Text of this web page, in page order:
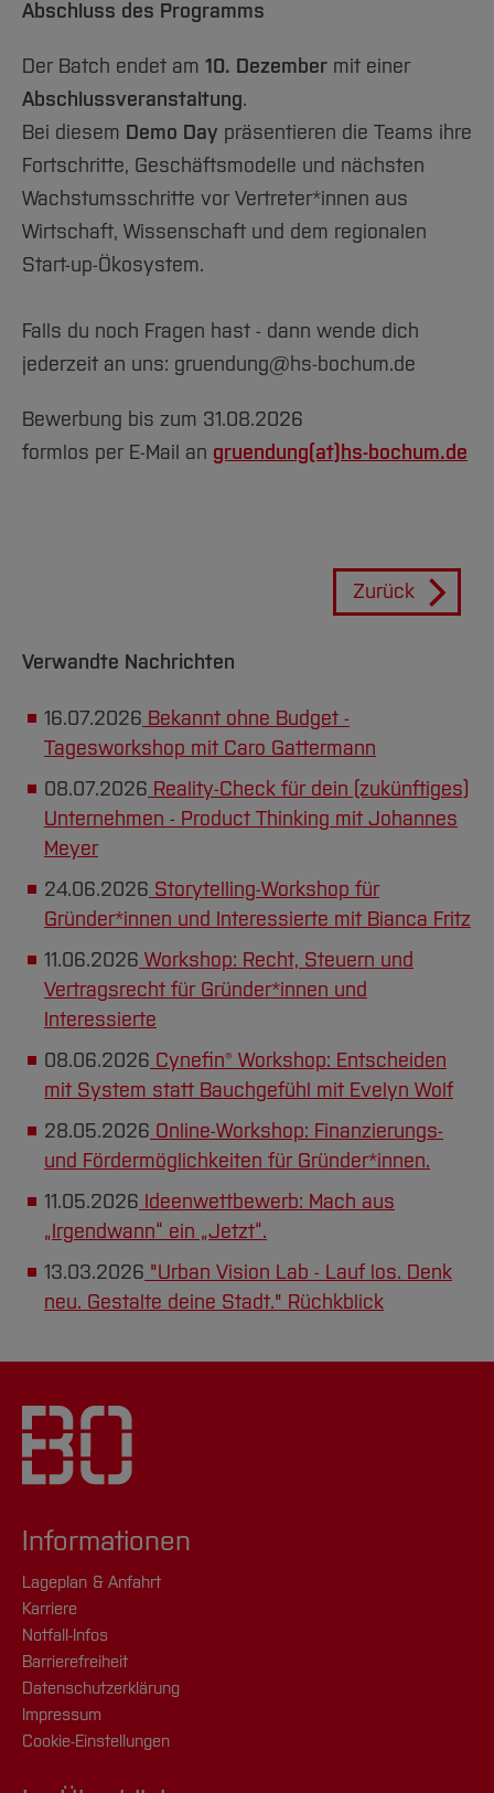
Abschluss des Programms
Der Batch endet am 10. Dezember mit einer
Abschlussveranstaltung.
Bei diesem Demo Day präsentieren die Teams ihre
Fortschritte, Geschäftsmodelle und nächsten
Wachstumsschritte vor Vertreter*innen aus
Wirtschaft, Wissenschaft und dem regionalen
Start-up-Ökosystem.
Falls du noch Fragen hast - dann wende dich
jederzeit an uns: gruendung@hs-bochum.de
Bewerbung bis zum 31.08.2026
formlos per E-Mail an gruendung(at)hs-bochum.de
Zurück
Verwandte Nachrichten
16.07.2026 Bekannt ohne Budget -
Tagesworkshop mit Caro Gattermann
08.07.2026 Reality-Check für dein (zukünftiges)
Unternehmen - Product Thinking mit Johannes
Meyer
24.06.2026 Storytelling-Workshop für
Gründer*innen und Interessierte mit Bianca Fritz
11.06.2026 Workshop: Recht, Steuern und
Vertragsrecht für Gründer*innen und
Interessierte
08.06.2026 Cynefin® Workshop: Entscheiden
mit System statt Bauchgefühl mit Evelyn Wolf
28.05.2026 Online-Workshop: Finanzierungs-
und Fördermöglichkeiten für Gründer*innen.
11.05.2026 Ideenwettbewerb: Mach aus
„Irgendwann“ ein „Jetzt“.
13.03.2026 "Urban Vision Lab - Lauf los. Denk
neu. Gestalte deine Stadt." Rüchkblick
Informationen
Lageplan & Anfahrt
Karriere
Notfall-Infos
Barrierefreiheit
Datenschutzerklärung
Impressum
Cookie-Einstellungen